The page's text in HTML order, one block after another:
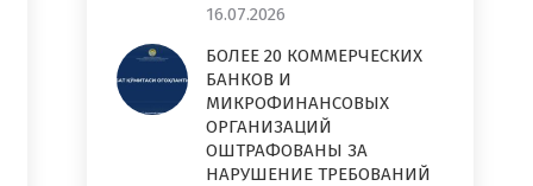
16.07.2026
БОЛЕЕ 20 КОММЕРЧЕСКИХ
БАНКОВ И
МИКРОФИНАНСОВЫХ
ОРГАНИЗАЦИЙ
ОШТРАФОВАНЫ ЗА
НАРУШЕНИЕ ТРЕБОВАНИЙ